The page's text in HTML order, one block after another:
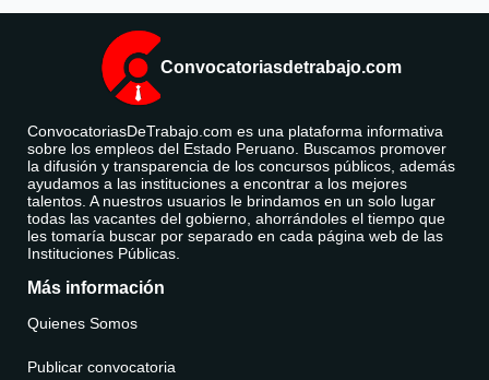
Convocatoriasdetrabajo.com
ConvocatoriasDeTrabajo.com es una plataforma informativa
sobre los empleos del Estado Peruano. Buscamos promover
la difusión y transparencia de los concursos públicos, además
ayudamos a las instituciones a encontrar a los mejores
talentos. A nuestros usuarios le brindamos en un solo lugar
todas las vacantes del gobierno, ahorrándoles el tiempo que
les tomaría buscar por separado en cada página web de las
Instituciones Públicas.
Más información
Quienes Somos
Publicar convocatoria